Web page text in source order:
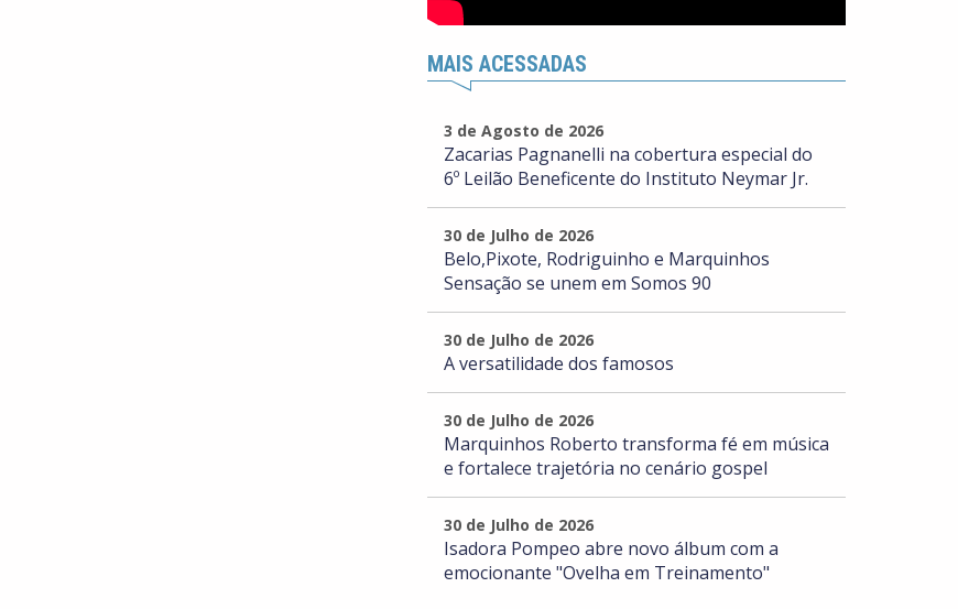
MAIS ACESSADAS
3 de Agosto de 2026
Zacarias Pagnanelli na cobertura especial do
6º Leilão Beneficente do Instituto Neymar Jr.
30 de Julho de 2026
Belo,Pixote, Rodriguinho e Marquinhos
Sensação se unem em Somos 90
30 de Julho de 2026
A versatilidade dos famosos
30 de Julho de 2026
Marquinhos Roberto transforma fé em música
e fortalece trajetória no cenário gospel
30 de Julho de 2026
Isadora Pompeo abre novo álbum com a
emocionante "Ovelha em Treinamento"